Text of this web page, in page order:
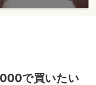
で買いたい